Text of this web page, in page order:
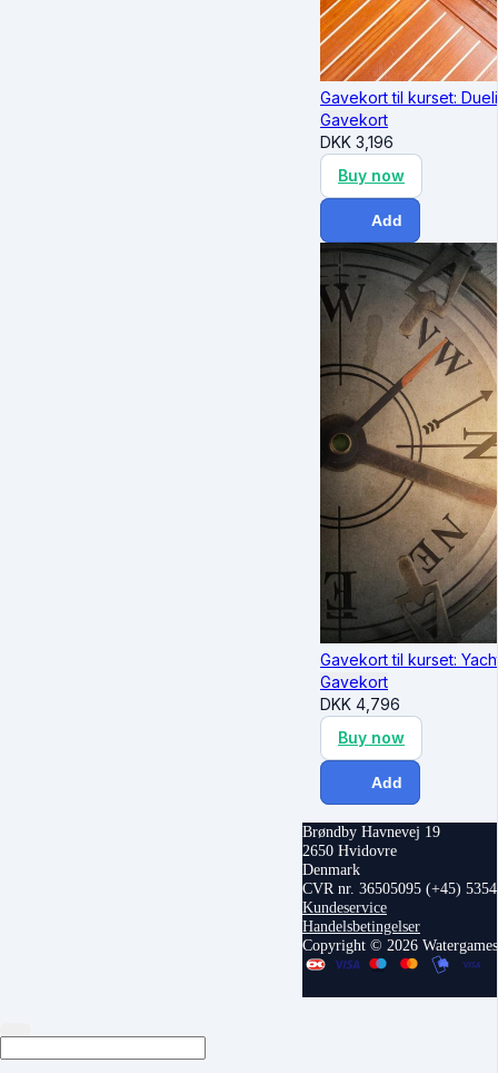
Gavekort til kurset:
Gavekort
DKK 3,196
Buy now
Add
Gavekort til kurset:
Gavekort
DKK 4,796
Buy now
Add
Brøndby Havnevej 19
2650 Hvidovre
Denmark
CVR nr. 36505095 (+45)
Kundeservice
Handelsbetingelser
Copyright © 2026